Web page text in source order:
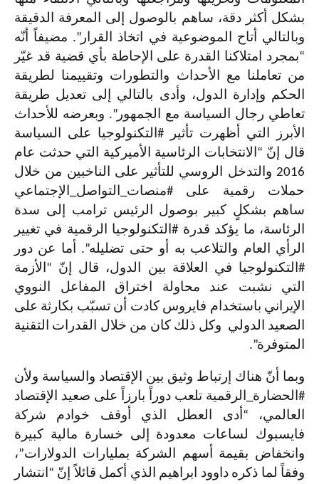
بشكل أكثر دقة، ساهم بالوصول إلى المعرفة الدقيقة
وبالتالي أتاح الموضوعية في اتخاذ القرار”. مضيفاً أنّه
“بمجرد امتلاكنا القدرة على الإحاطة بأي قضية قد غيّر
من تعاملنا مع الأحداث والتطورات وتقييمنا لطريقة
الحكم وإدارة الدول، وأدى بالتالي إلى تعديل طريقة
تعاطي رجال السياسة مع الجمهور”. وبعرضه للأحداث
الأبرز التي أظهرت تأثير # التكنولوجيا على السياسة
قال إنّ “الانتخابات الرئاسية الأميركية التي حدثت عام
2016 والتدخل الروسي للتأثير على الناخبين من خلال
حملات رقمية على #منصات التواصل
الإجتماعي
ساهم بشكلٍ كبير بوصول الرئيس ترامب إلى سدة
الرئاسة، ما يؤكد قدرة #التكنولوجيا الرقمية في تغيير
الرأي العام والتلاعب به أو حتى تضليله”. أما عن دور
# التكنولوجيا في العلاقة بين الدول، قال إنّ “الأزمة
التي نشبت عند محاولة اختراق المفاعل النووي
الإيراني باستخدام فايروس كادت أن تسبّب بكارثة على
الصعيد الدولي وكل ذلك كان من خلال القدرات التقنية
المتوفرة”.
وبما أنّ هناك إرتباط وثيق بين الإقتصاد والسياسة ولأن
#الحضارة_الرقمية تلعب دوراً بارزاً على صعيد الإقتصاد
العالمي، “أدى العطل الذي أوقف خوادم شركة
فايسبوك لساعات معدودة إلى خسارة مالية كبيرة
وانخفاض بقيمة أسهم الشركة بمليارات الدولارات”،
وفقاً لما ذكره داوود ابراهيم الذي أكمل قائلاً إنّ “انتشار